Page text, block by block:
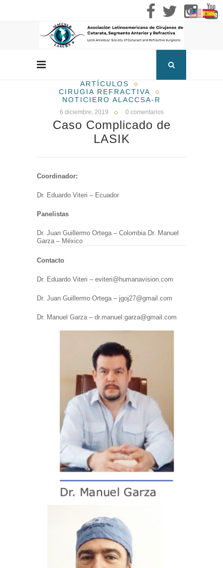
ARTÍCULOS
CIRUGIA REFRACTIVA
NOTICIERO ALACCSA-R
6 diciembre, 2019 0 comentarios
Caso Complicado de
LASIK
Coordinador:
Dr. Eduardo Viteri – Ecuador
Panelistas
Dr. Juan Guillermo Ortega – Colombia Dr. Manuel
Garza – México
Contacto
Dr. Eduardo Viteri – eviteri@humanavision.com
Dr. Juan Guillermo Ortega – jgoj27@gmail.com
Dr. Manuel Garza – dr.manuel.garza@gmail.com